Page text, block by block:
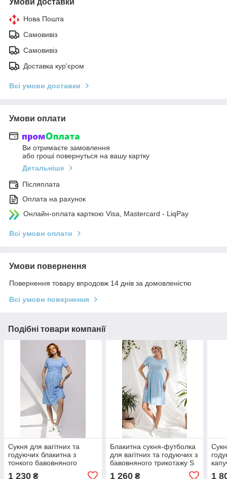
Нова Пошта
Самовивіз
Самовивіз
Доставка кур'єром
Всі умови доставки
Умови оплати
Ви отримаєте замовлення
або гроші повернуться на вашу картку
Детальніше
Післяплата
Оплата на рахунок
Онлайн-оплата карткою Visa, Mastercard - LiqPay
Всі умови оплати
Умови повернення
Повернення товару впродовж 14 днів за домовленістю
Всі умови повернення
Подібні товари компанії
Сукня для вагітних та
годуючих блакитна з
тонкого бавовняного
1 230 ₴
Блакитна сукня-футболка
для вагітних та годуючих з
бавовняного трикотажу S
1 260₴ 1